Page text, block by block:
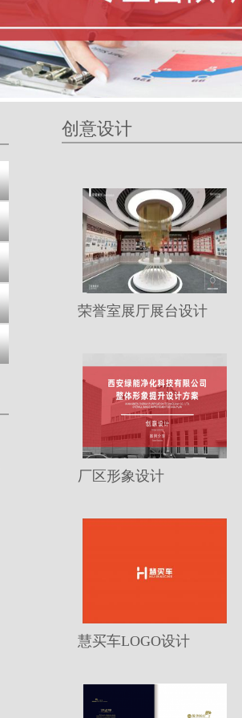
创意设计
荣誉室展厅展台设计
厂区形象设计
慧买车LOGO设计